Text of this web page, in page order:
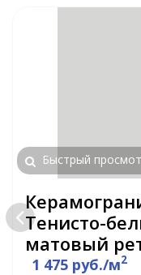
Быстрый
Тенисто-
матовый
1 475 руб./м2